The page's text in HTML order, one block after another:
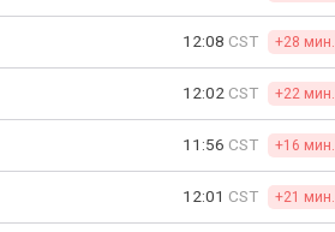
12:08 CST +28 мин.
12:02 CST +22 мин.
11:56 CST +16 мин.
12:01 CST +21 мин.